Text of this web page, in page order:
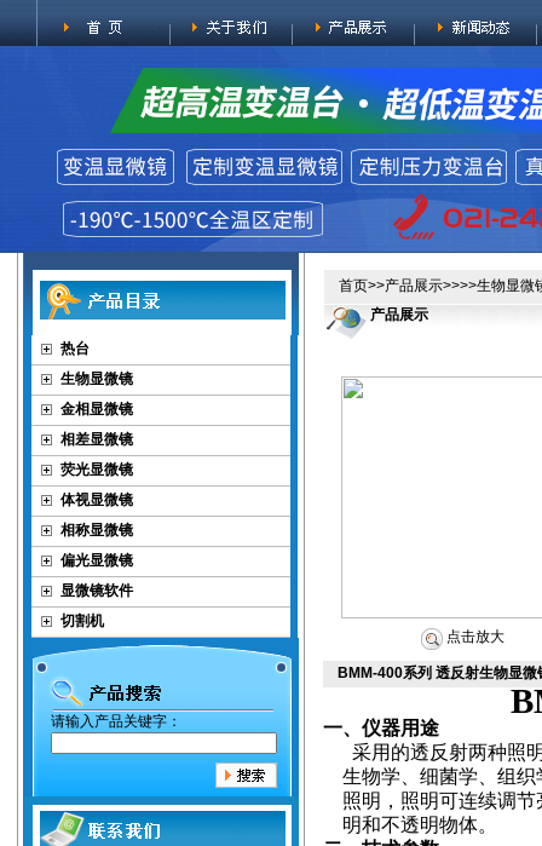
热台
生物显微镜
金相显微镜
相差显微镜
荧光显微镜
体视显微镜
相称显微镜
偏光显微镜
显微镜软件
切割机
请输入产品关键字：
首页>>产品展示>>>>生物显微
产品展示
点击放大
BMM-400系列 透反射生物显
一、仪器用途
采用的透反射两种照
生物学、细菌学、组
照明，照明可连续调
明和不透明物体。